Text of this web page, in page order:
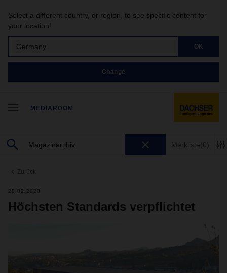
Select a different country, or region, to see specific content for
your location!
Germany OK
Change
MEDIAROOM
Merkliste(0)
Zurück
28.02.2020
Höchsten Standards verpflichtet